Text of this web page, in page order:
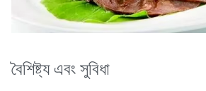
বৈশিষ্ট্য এবং সুবিধা